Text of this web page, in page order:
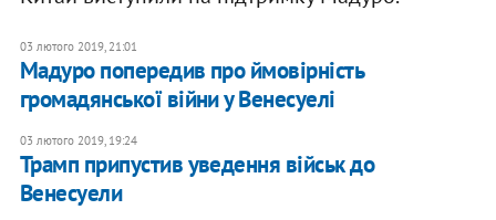
03 лютого 2019, 21:01
Мадуро попередив про ймовірність
громадянської війни у Венесуелі
03 лютого 2019, 19:24
Трамп припустив уведення військ до
Венесуели